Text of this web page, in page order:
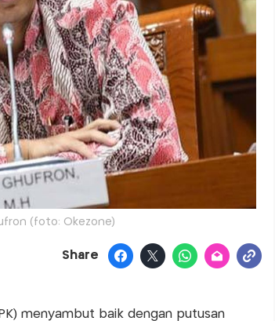
(foto: Okezone)
Share
menyambut baik dengan putusan